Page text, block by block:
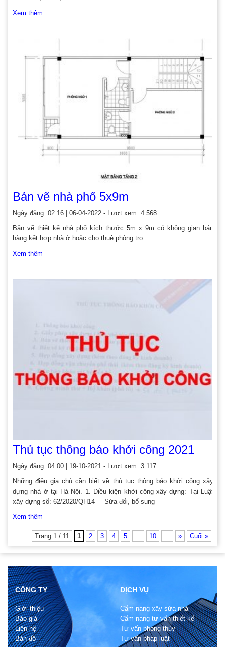
Xem thêm
Bản vẽ nhà phố 5x9m
Ngày đăng: 02:16 | 06-04-2022 - Lượt xem: 4.568
Bản vẽ thiết kế nhà phố kích thước 5m x 9m có không gian bán
hàng kết hợp nhà ở hoặc cho thuê phòng trọ.
Xem thêm
Thủ tục thông báo khởi công 2021
Ngày đăng: 04:00 | 19-10-2021 - Lượt xem: 3.117
Những điều gia chủ cần biết về thủ tục thông báo khởi công xây
dựng nhà ở tại Hà Nội. 1. Điều kiện khởi công xây dựng: Tại Luật
xây dựng số: 62/2020/QH14 – Sửa đổi, bổ sung
Xem thêm
Trang 1 / 11 1 2 3 4 5 10 » Cuối »
CÔNG TY
Giới thiệu
Báo giá
Liên hệ
Bản đồ
DỊCH VỤ
Cẩm nang xây sửa nhà
Cẩm nang tư vấn thiết kế
Tư vấn phong thủy
Tư vấn pháp luật